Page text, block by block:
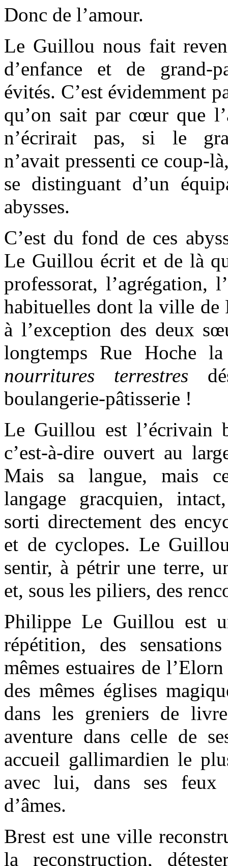
Donc de l’amour.
Le Guillou nous fait
d’enfance et de grand-
évités. C’est évidemment
qu’on sait par cœur que
n’écrirait pas, si le
n’avait pressenti ce coup-
se distinguant d’un
abysses.
C’est du fond de ces
Le Guillou écrit et de là
professorat, l’agrégation,
habituelles dont la ville de
à l’exception des deux
longtemps Rue Hoche
nourritures terrestres
boulangerie-pâtisserie !
Le Guillou est l’écrivain
c’est-à-dire ouvert au
Mais sa langue, mais
langage gracquien,
sorti directement des
et de cyclopes. Le
sentir, à pétrir une terre,
et, sous les piliers, des
Philippe Le Guillou est
répétition, des
mêmes estuaires de
des mêmes églises
dans les greniers de
aventure dans celle de
accueil gallimardien le
avec lui, dans ses feux
d’âmes.
Brest est une ville
la reconstruction,